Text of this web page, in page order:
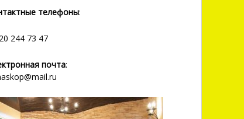
телефоны:
244 73 47
почта: